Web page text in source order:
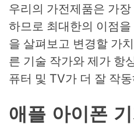
우리의 가전제품은 가
하므로 최대한의 이점
을 살펴보고 변경할 가
른 기술 작가와 제가 항
퓨터 및 TV가 더 잘 작
애플 아이폰